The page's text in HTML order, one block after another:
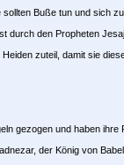
Buße tun und sich
durch den Propheten
zuteil, damit sie
gezogen und haben ihre
der König von